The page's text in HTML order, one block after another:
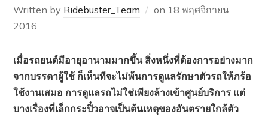
Written by Ridebuster_Team on 18 พฤศจิกายน
2016
เมื่อรถยนต์มีอายุอานามมากขึ้น สิ่งหนึ่งที่ต้องการอย่างมาก
จากบรรดาผู้ใช้ ก็เห็นทีจะไม่พ้นการดูแลรักษาตัวรถให้ภร้อ
ใช้งานเสมอ การดูแลรถไม่ใช่เพียงล้างเข้าศูนย์บริการ แต่
บางเรื่องที่เล็กกระปิ๋วอาจเป็นต้นเหตุของอันตรายใกล้ตัว